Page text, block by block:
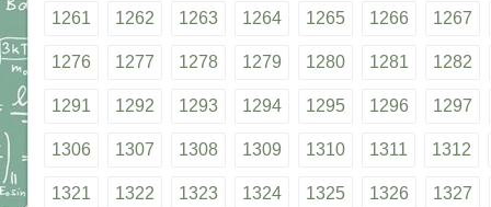
1261 1262 1263 1264 1265 1266 1267
1276 1277 1278 1279 1280 1281 1282
1291 1292 1293 1294 1295 1296 1297
1306 1307 1308 1309 1310 1311 1312
1321 1322 1323 1324 1325 1326 1327